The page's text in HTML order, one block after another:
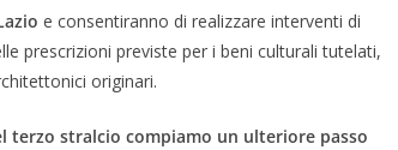
e consentiranno di realizzare interventi di
prescrizioni previste per i beni culturali tutelati,
originari.
terzo stralcio compiamo un ulteriore passo